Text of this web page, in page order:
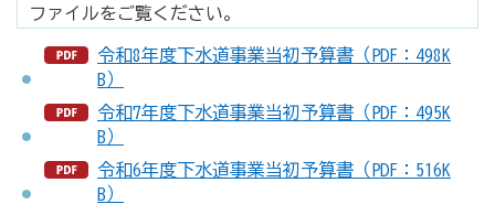
ファイルをご覧ください。
令和8年度下水道事業当初予算書（PDF：498K
B）
令和7年度下水道事業当初予算書（PDF：495K
B）
令和6年度下水道事業当初予算書（PDF：516K
B）